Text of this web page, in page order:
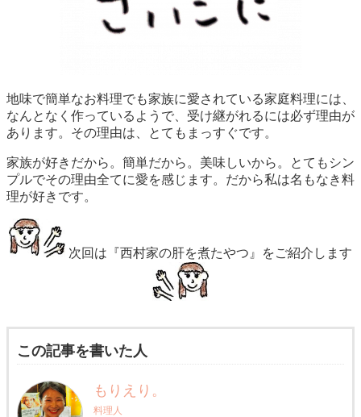
地味で簡単なお料理でも家族に愛されている家庭料理には、
なんとなく作っているようで、受け継がれるには必ず理由が
あります。その理由は、とてもまっすぐです。
家族が好きだから。簡単だから。美味しいから。とてもシン
プルでその理由全てに愛を感じます。だから私は名もなき料
理が好きです。
次回は『西村家の肝を煮たやつ』をご紹介します
この記事を書いた人
もりえり。
料理人